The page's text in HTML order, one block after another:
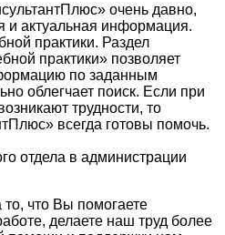
очень давно,
и актуальная информация.
практики. Раздел
практики» позволяет
по заданным
облегчает поиск. Если при
трудности, то
всегда готовы помочь.
отдела в администрации
что Вы помогаете
делаете наш труд более